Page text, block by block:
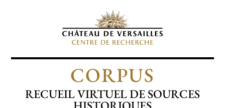
CORPUS
RECUEIL VIRTUEL DE SOURCES